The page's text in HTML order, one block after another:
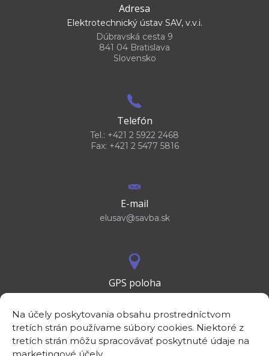
Na účely poskytovania obsahu prostredníctvom
tretích strán používame súbory cookies. Niektoré z
tretích strán môžu spracovávať poskytnuté údaje na
Adresa
Elektrotechnický ústav SAV, v.v.i.
Dúbravská cesta 9
841 04 Bratislava
Slovensko
Telefón
Tel.: +421 2 5922 2468
Fax: +421 2 5477 5816
E-mail
elusav@savba.sk
GPS poloha